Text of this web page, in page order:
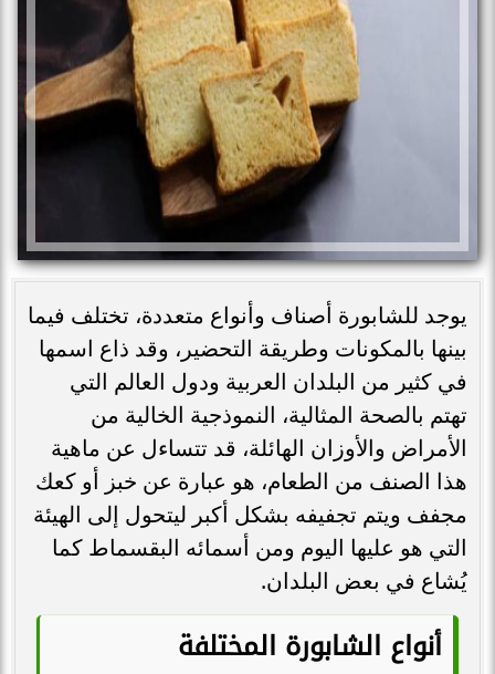
يوجد للشابورة أصناف وأنواع متعددة، تختلف فيما
بينها بالمكونات وطريقة التحضير، وقد ذاع اسمها
في كثير من البلدان العربية ودول العالم التي
تهتم بالصحة المثالية، النموذجية الخالية من
الأمراض والأوزان الهائلة، قد تتساءل عن ماهية
هذا الصنف من الطعام، هو عبارة عن خبز أو كعك
مجفف ويتم تجفيفه بشكل أكبر ليتحول إلى الهيئة
التي هو عليها اليوم ومن أسمائه البقسماط كما
يُشاع في بعض البلدان.
أنواع الشابورة المختلفة